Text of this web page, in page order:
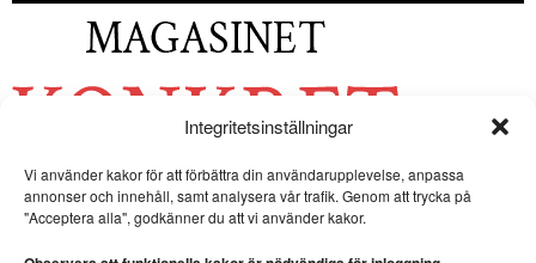
Integritetsinställningar
Vi använder kakor för att förbättra din användarupplevelse, anpassa
annonser och innehåll, samt analysera vår trafik. Genom att trycka på
"Acceptera alla", godkänner du att vi använder kakor.